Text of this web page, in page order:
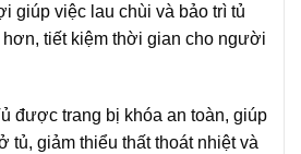
giúp việc lau chùi và bảo trì tủ
tiết kiệm thời gian cho người
được trang bị khóa an toàn, giúp
tủ, giảm thiểu thất thoát nhiệt và